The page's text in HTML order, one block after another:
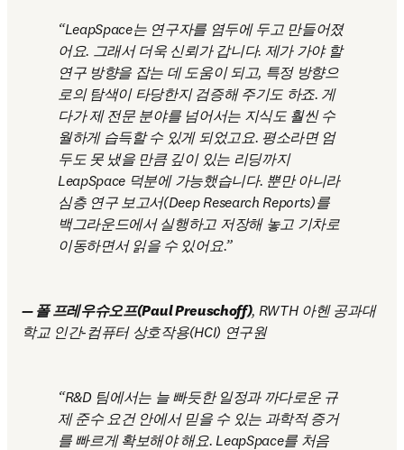
LeapSpace는 연구자를 염두에 두고 만들어졌
어요. 그래서 더욱 신뢰가 갑니다. 제가 가야 할
연구 방향을 잡는 데 도움이 되고, 특정 방향으
로의 탐색이 타당한지 검증해 주기도 하죠. 게
다가 제 전문 분야를 넘어서는 지식도 훨씬 수
월하게 습득할 수 있게 되었고요. 평소라면 엄
두도 못 냈을 만큼 깊이 있는 리딩까지
LeapSpace 덕분에 가능했습니다. 뿐만 아니라
심층 연구 보고서(Deep Research Reports)를
백그라운드에서 실행하고 저장해 놓고 기차로
이동하면서 읽을 수 있어요.
— 폴 프레우슈오프(Paul Preuschoff), RWTH 아헨 공과대
학교 인간-컴퓨터 상호작용(HCI) 연구원
R&D 팀에서는 늘 빠듯한 일정과 까다로운 규
제 준수 요건 안에서 믿을 수 있는 과학적 증거
를 빠르게 확보해야 해요. LeapSpace를 처음